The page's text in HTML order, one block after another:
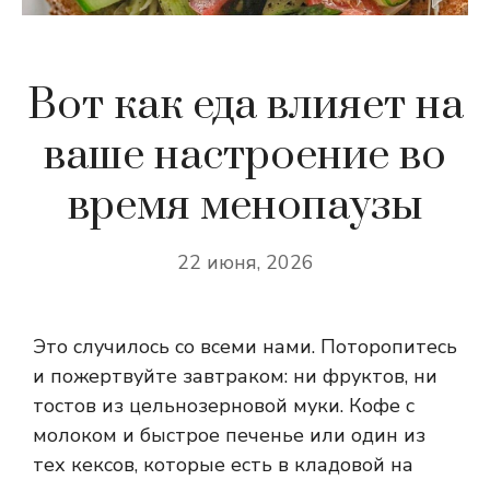
Вот как еда влияет на
ваше настроение во
время менопаузы
22 июня, 2026
Это случилось со всеми нами. Поторопитесь
и пожертвуйте завтраком: ни фруктов, ни
тостов из цельнозерновой муки. Кофе с
молоком и быстрое печенье или один из
тех кексов, которые есть в кладовой на